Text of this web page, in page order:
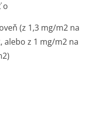
o
(z 1,3 mg/m2 na
, alebo z 1 mg/m2 na
2)